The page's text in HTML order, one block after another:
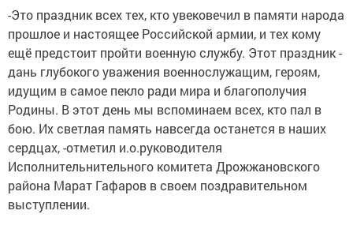
-Это праздник всех тех, кто увековечил в памяти народа
прошлое и настоящее Российской армии, и тех кому
ещё предстоит пройти военную службу. Этот праздник -
дань глубокого уважения военнослужащим, героям,
идущим в самое пекло ради мира и благополучия
Родины. В этот день мы вспоминаем всех, кто пал в
бою. Их светлая память навсегда останется в наших
сердцах, -отметил и.о.руководителя
Исполнительнительного комитета Дрожжановского
района Марат Гафаров в своем поздравительном
выступлении.